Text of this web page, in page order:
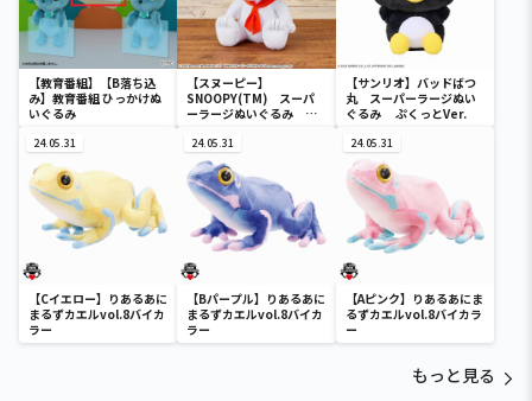
【教育番組】【B落ち込
み】教育番組 ひっかけぬ
いぐるみ
【スヌーピー】
SNOOPY(TM) スーパ
ーラージぬいぐるみ ビ
【サンリオ】バッドばつ
丸 スーパーラージぬい
ぐるみ ぷくっとVer.
24.05.31
【Cイエロー】りあるあに
まるずカエルvol.8バイカ
ラー
24.05.31
【Bパープル】りあるあに
まるずカエルvol.8バイカ
ラー
24.05.31
【Aピンク】りあるあにま
るずカエルvol.8バイカラ
ー
もっと見る